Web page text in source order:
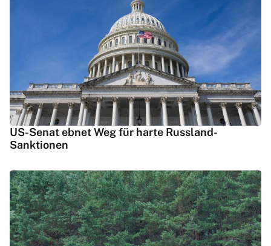
US-Senat ebnet Weg für harte Russland-
Sanktionen